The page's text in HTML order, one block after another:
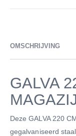
OMSCHRIJVING
GALVA
Deze GALVA 220
gegalvaniseerd